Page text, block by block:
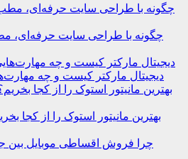
چگونه با طراحی سایت حرفه‌ای،
دیجیتال مارکتر کیست و چه
بهترین مانیتور استوک را از کجا